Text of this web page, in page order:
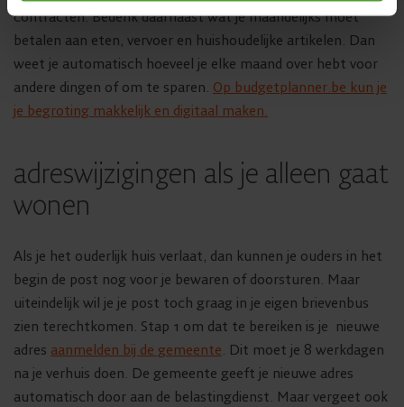
contracten. Bedenk daarnaast wat je maandelijks moet
betalen aan eten, vervoer en huishoudelijke artikelen. Dan
weet je automatisch hoeveel je elke maand over hebt voor
andere dingen of om te sparen. Op budgetplanner.be kun je
je begroting makkelijk en digitaal maken.
adreswijzigingen als je alleen gaat
wonen
Als je het ouderlijk huis verlaat, dan kunnen je ouders in het
begin de post nog voor je bewaren of doorsturen. Maar
uiteindelijk wil je je post toch graag in je eigen brievenbus
zien terechtkomen. Stap 1 om dat te bereiken is je nieuwe
adres aanmelden bij de gemeente. Dit moet je 8 werkdagen
na je verhuis doen. De gemeente geeft je nieuwe adres
automatisch door aan de belastingdienst. Maar vergeet ook